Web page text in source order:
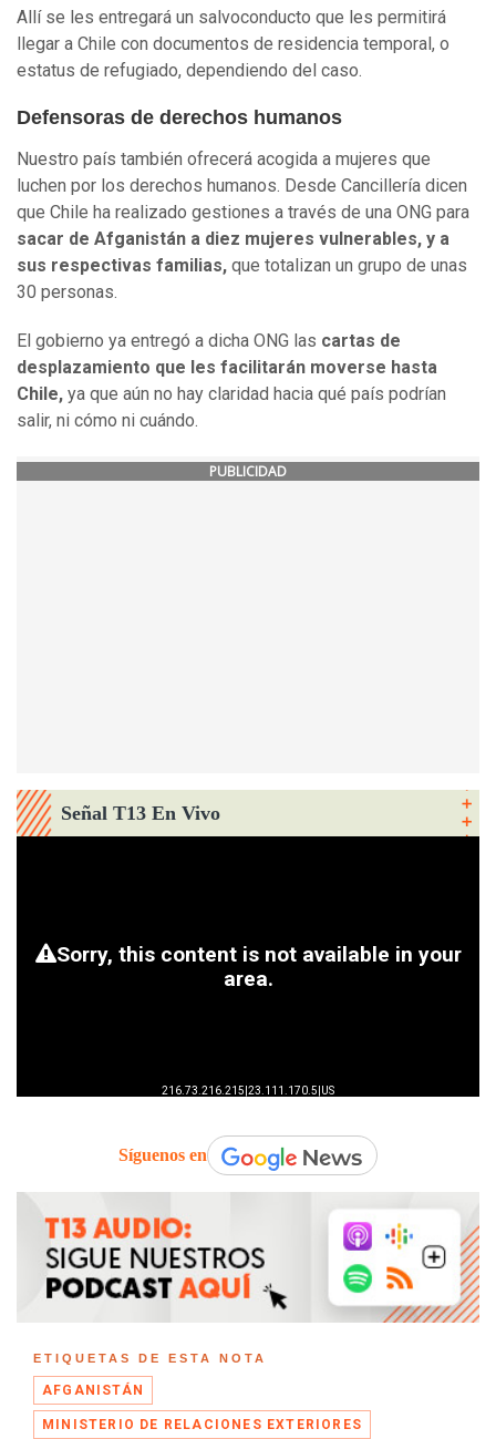
Allí se les entregará un salvoconducto que les permitirá
llegar a Chile con documentos de residencia temporal, o
estatus de refugiado, dependiendo del caso.
Defensoras de derechos humanos
Nuestro país también ofrecerá acogida a mujeres que
luchen por los derechos humanos. Desde Cancillería dicen
que Chile ha realizado gestiones a través de una ONG para
sacar de Afganistán a diez mujeres vulnerables, y a
sus respectivas familias, que totalizan un grupo de unas
30 personas.
El gobierno ya entregó a dicha ONG las cartas de
desplazamiento que les facilitarán moverse hasta
Chile, ya que aún no hay claridad hacia qué país podrían
salir, ni cómo ni cuándo.
PUBLICIDAD
Señal T13 En Vivo
Síguenos en
ETIQUETAS DE ESTA NOTA
AFGANISTÁN
MINISTERIO DE RELACIONES EXTERIORES